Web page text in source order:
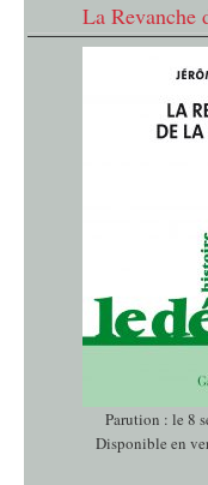
La Revanche
Parution : le 8
Disponible en